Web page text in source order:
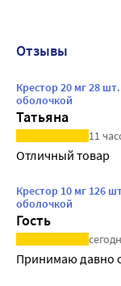
Отзывы
Крестор 20 мг 28
оболочкой
Татьяна
11
Отличный товар
Крестор 10 мг 126
оболочкой
Гость
Принимаю давно